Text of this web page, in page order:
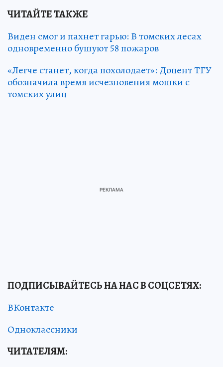
ЧИТАЙТЕ ТАКЖЕ
Виден смог и пахнет гарью: В томских лесах
одновременно бушуют 58 пожаров
«Легче станет, когда похолодает»: Доцент ТГУ
обозначила время исчезновения мошки с
томских улиц
ПОДПИСЫВАЙТЕСЬ НА НАС В СОЦСЕТЯХ:
ВКонтакте
Одноклассники
ЧИТАТЕЛЯМ: